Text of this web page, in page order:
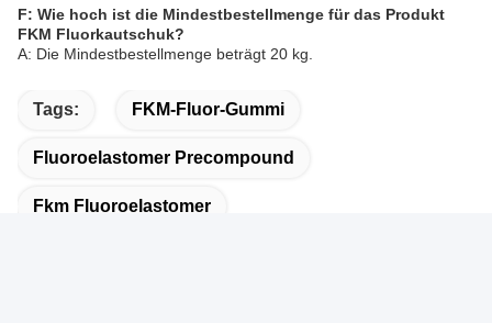
F: Wie hoch ist die Mindestbestellmenge für das Produkt
FKM Fluorkautschuk?
A: Die Mindestbestellmenge beträgt 20 kg.
Tags: FKM-Fluor-Gummi
Fluoroelastomer Precompound
Fkm Fluoroelastomer